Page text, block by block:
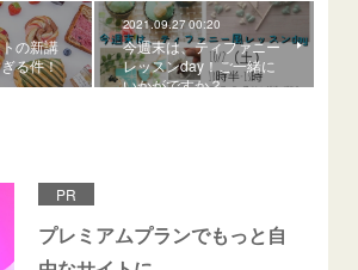
の新講
る件！
2021.09.27 00:20
今週末は、ティファニー
レッスンday！ご一緒に
いかがですか？
PR
プレミアムプランでもっと自